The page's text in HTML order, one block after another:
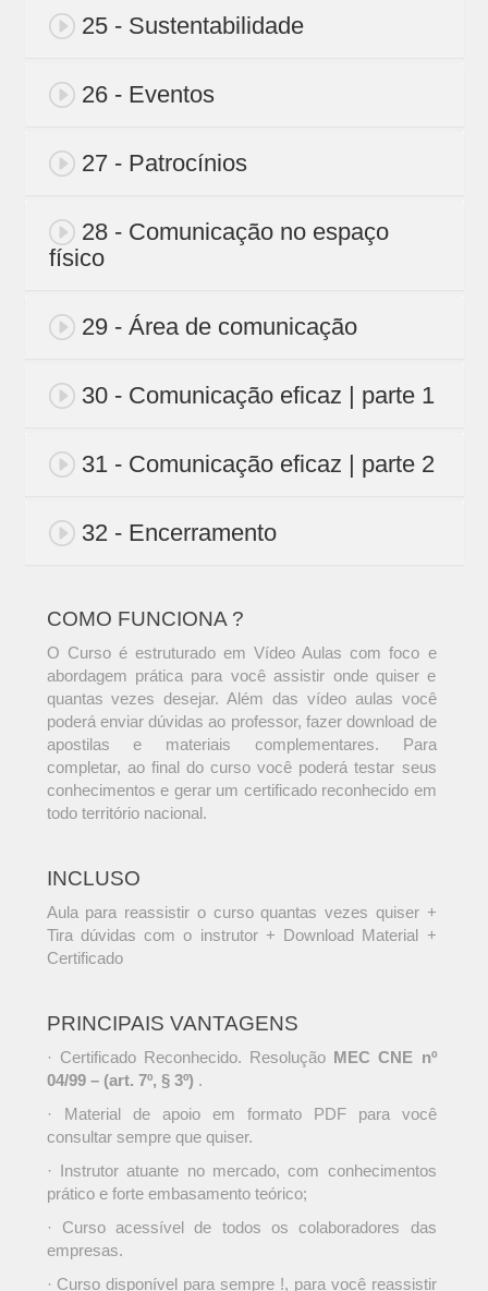
25 - Sustentabilidade
26 - Eventos
27 - Patrocínios
28 - Comunicação no espaço
físico
29 - Área de comunicação
30 - Comunicação eficaz | parte 1
31 - Comunicação eficaz | parte 2
32 - Encerramento
COMO FUNCIONA ?
O Curso é estruturado em Vídeo Aulas com foco e
abordagem prática para você assistir onde quiser e
quantas vezes desejar. Além das vídeo aulas você
poderá enviar dúvidas ao professor, fazer download de
apostilas e materiais complementares. Para
completar, ao final do curso você poderá testar seus
conhecimentos e gerar um certificado reconhecido em
todo território nacional.
INCLUSO
Aula para reassistir o curso quantas vezes quiser +
Tira dúvidas com o instrutor + Download Material +
Certificado
PRINCIPAIS VANTAGENS
· Certificado Reconhecido. Resolução MEC CNE nº
04/99 – (art. 7º, § 3º) .
· Material de apoio em formato PDF para você
consultar sempre que quiser.
· Instrutor atuante no mercado, com conhecimentos
prático e forte embasamento teórico;
· Curso acessível de todos os colaboradores das
empresas.
· Curso disponível para sempre !, para você reassistir